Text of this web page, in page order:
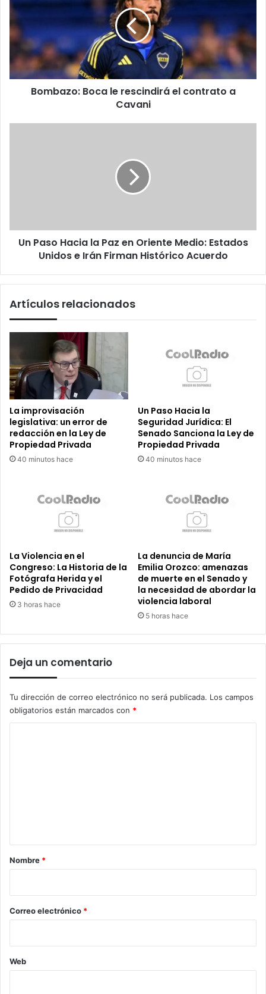
le
el
contrato
Cavani
Bombazo: Boca le rescindirá el contrato a
Cavani
Estados
Unidos
Acuerdo
Un Paso Hacia la Paz en Oriente Medio: Estados
Unidos e Irán Firman Histórico Acuerdo
Artículos relacionados
La improvisación
legislativa: un error de
redacción en la Ley de
Propiedad Privada
40 minutos hace
Un Paso Hacia la
Seguridad Jurídica: El
Senado Sanciona la Ley de
Propiedad Privada
40 minutos hace
La Violencia en el
Congreso: La Historia de la
Fotógrafa Herida y el
Pedido de Privacidad
3 horas hace
La denuncia de María
Emilia Orozco: amenazas
de muerte en el Senado y
la necesidad de abordar la
violencia laboral
5 horas hace
Deja un comentario
Tu dirección de correo electrónico no será publicada. Los campos
obligatorios están marcados con *
r
*
Nombre *
Correo electrónico *
Web